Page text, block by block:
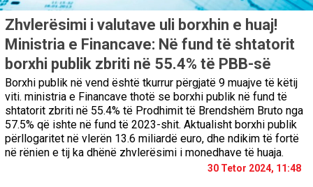
Zhvlerësimi i valutave uli borxhin e huaj!
Ministria e Financave: Në fund të shtatorit
borxhi publik zbriti në 55.4% të PBB-së
Borxhi publik në vend është tkurrur përgjatë 9 muajve të këtij
viti. ministria e Financave thotë se borxhi publik në fund të
shtatorit zbriti në 55.4% të Prodhimit të Brendshëm Bruto nga
57.5% që ishte në fund të 2023-shit. Aktualisht borxhi publik
përllogaritet në vlerën 13.6 miliardë euro, dhe ndikim të fortë
në rënien e tij ka dhënë zhvlerësimi i monedhave të huaja.
30 Tetor 2024, 11:48